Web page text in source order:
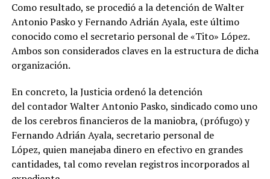
Como resultado, se procedió a la detención de Walter
Antonio Pasko y Fernando Adrián Ayala, este último
conocido como el secretario personal de «Tito» López.
Ambos son considerados claves en la estructura de dicha
organización.
En concreto, la Justicia ordenó la detención
del contador Walter Antonio Pasko, sindicado como uno
de los cerebros financieros de la maniobra, (prófugo) y
Fernando Adrián Ayala, secretario personal de
López, quien manejaba dinero en efectivo en grandes
cantidades, tal como revelan registros incorporados al